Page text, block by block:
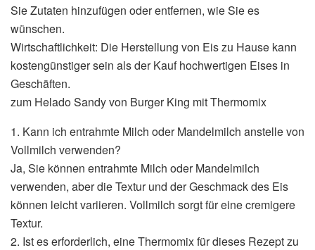
Sie Zutaten hinzufügen oder entfernen, wie Sie es
wünschen.
Wirtschaftlichkeit: Die Herstellung von Eis zu Hause kann
kostengünstiger sein als der Kauf hochwertigen Eises in
Geschäften.
zum Helado Sandy von Burger King mit Thermomix
1. Kann ich entrahmte Milch oder Mandelmilch anstelle von
Vollmilch verwenden?
Ja, Sie können entrahmte Milch oder Mandelmilch
verwenden, aber die Textur und der Geschmack des Eis
können leicht variieren. Vollmilch sorgt für eine cremigere
Textur.
2. Ist es erforderlich, eine Thermomix für dieses Rezept zu